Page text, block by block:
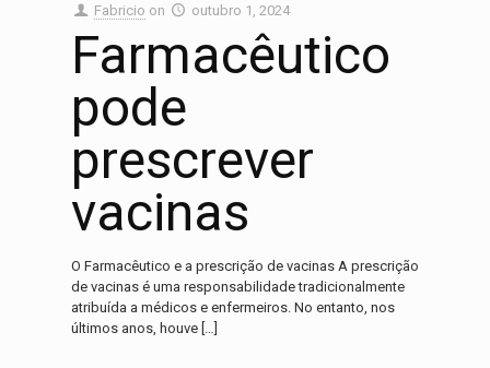
Fabricio on outubro 1, 2024
Farmacêutico
pode
prescrever
vacinas
O Farmacêutico e a prescrição de vacinas A prescrição
de vacinas é uma responsabilidade tradicionalmente
atribuída a médicos e enfermeiros. No entanto, nos
últimos anos, houve […]